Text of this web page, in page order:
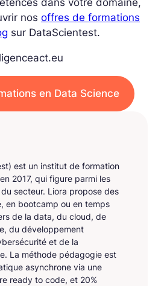
dans votre domaine,
nos offres de formations
sur DataScientest.
en Data Science
est un institut de formation
2017, qui figure parmi les
secteur. Liora propose des
en bootcamp ou en temps
de la data, du cloud, de
du développement
et de la
La méthode pédagogie est
asynchrone via une
ready to code, et 20%